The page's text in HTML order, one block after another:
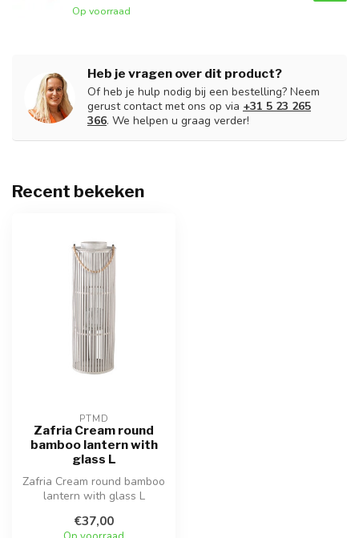
Op voorraad
Heb je vragen over dit product?
Of heb je hulp nodig bij een bestelling? Neem
gerust contact met ons op via +31 5 23 265
366. We helpen u graag verder!
Recent bekeken
PTMD
Zafria Cream round
bamboo lantern with
glass L
Zafria Cream round bamboo
lantern with glass L
€37,00